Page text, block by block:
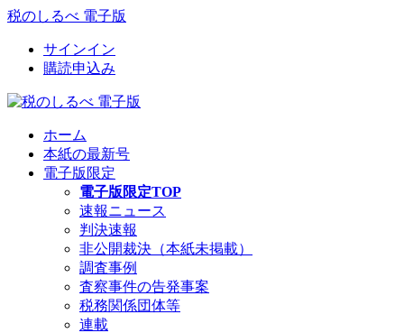
税のしるべ 電子版
サインイン
購読申込み
ホーム
本紙の最新号
電子版限定
電子版限定TOP
速報ニュース
判決速報
非公開裁決（本紙未掲載）
調査事例
査察事件の告発事案
税務関係団体等
連載